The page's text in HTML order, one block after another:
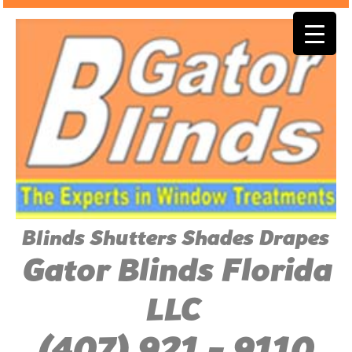
Blinds Shutters Shades Drapes
Gator Blinds Florida
LLC